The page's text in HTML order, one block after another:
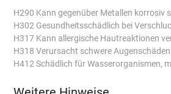
H290 Kann gegenüber Metallen korrosiv
H302 Gesundheitsschädlich bei
H317 Kann allergische Hautreaktionen
H318 Verursacht schwere
H412 Schädlich für Wasserorganismen,